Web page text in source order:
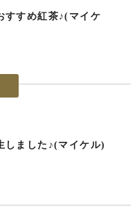
すすめ紅茶♪(マイケ
しました♪(マイケル)